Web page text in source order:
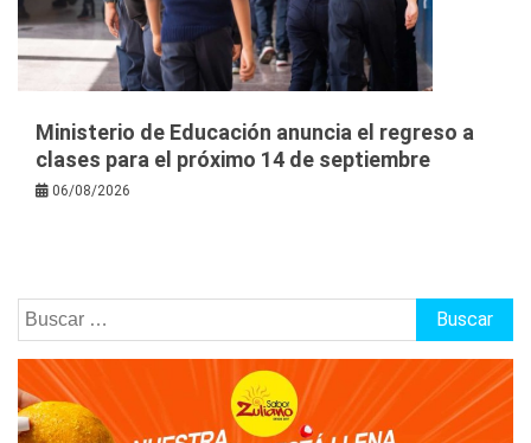
Ministerio de Educación anuncia el regreso a
clases para el próximo 14 de septiembre
06/08/2026
Buscar: